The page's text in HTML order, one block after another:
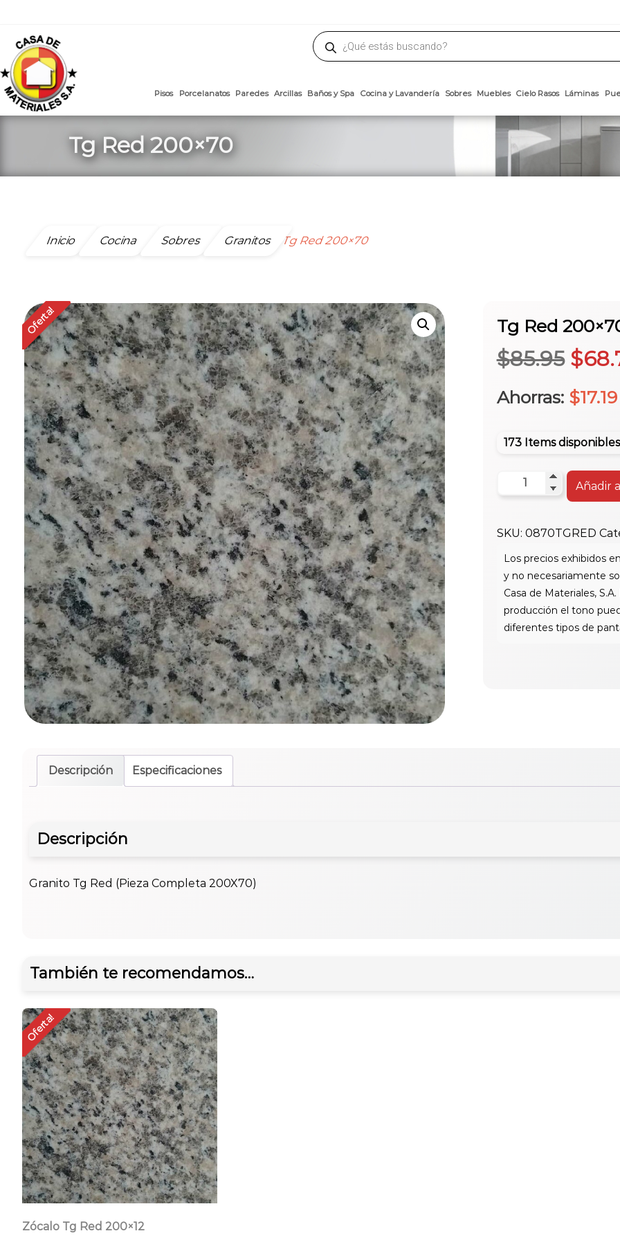
de
productos
Tg Red 200×70
Inicio Cocina Sobres Granitos Tg Red 200×70
Oferta! Tg Red
$85.95 El
era:
$
Ahorras: $17.19
173 Items disponibles
Red
cantidad
Añadir
SKU: 0870TGRED
Descripción Especificaciones
Descripción
Granito Tg Red (Pieza Completa 200X70)
También te recomendamos…
Oferta!
Zócalo Tg Red 200×12